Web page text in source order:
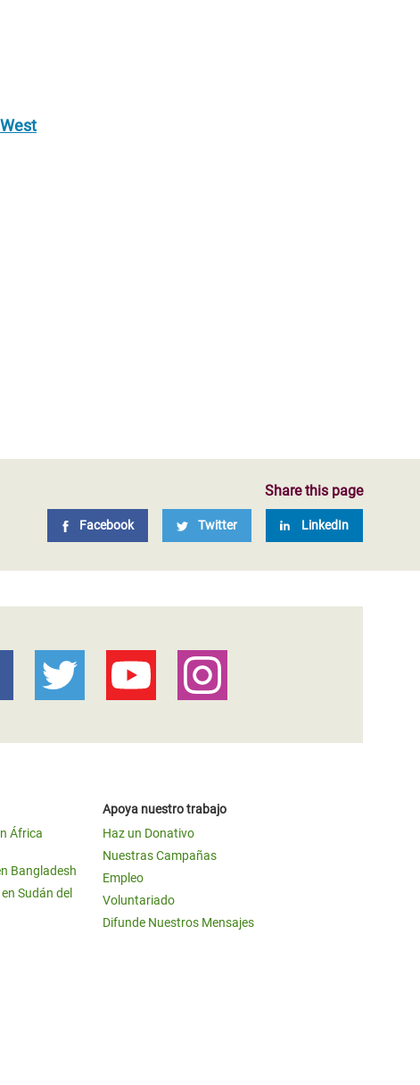
Share this page
Facebook Twitter LinkedIn
África
Bangladesh
Sudán del
Apoya nuestro trabajo
Haz un Donativo
Nuestras Campañas
Empleo
Voluntariado
Difunde Nuestros Mensajes